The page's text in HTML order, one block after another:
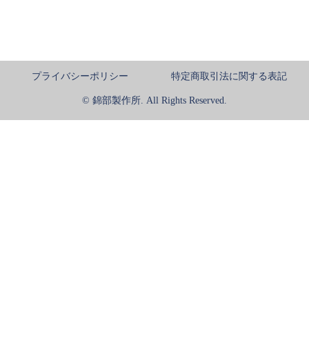
プライバシーポリシー 特定商取引法に関する表記
© 錦部製作所. All Rights Reserved.